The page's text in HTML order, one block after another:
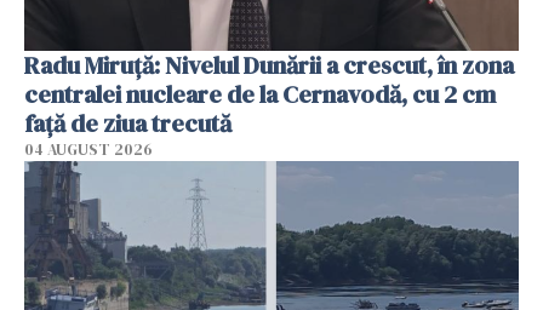
Radu Miruţă: Nivelul Dunării a crescut, în zona
centralei nucleare de la Cernavodă, cu 2 cm
faţă de ziua trecută
04 AUGUST 2026